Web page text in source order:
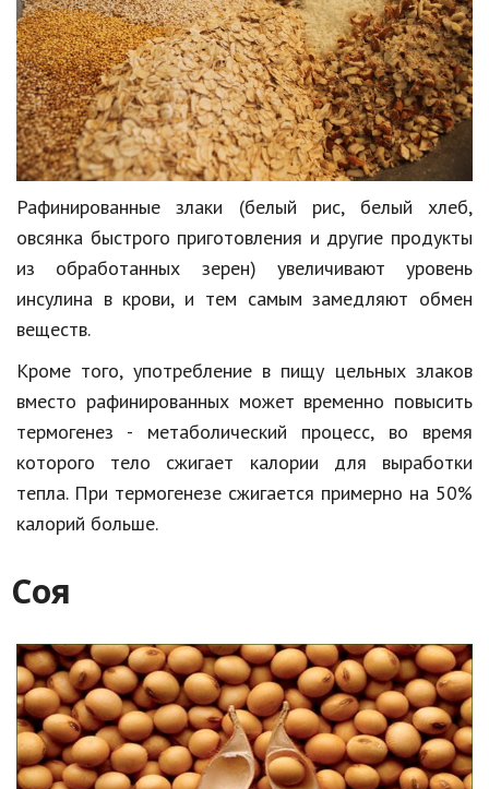
Рафинированные злаки (белый рис, белый хлеб,
овсянка быстрого приготовления и другие продукты
из обработанных зерен) увеличивают уровень
инсулина в крови, и тем самым замедляют обмен
веществ.
Кроме того, употребление в пищу цельных злаков
вместо рафинированных может временно повысить
термогенез - метаболический процесс, во время
которого тело сжигает калории для выработки
тепла. При термогенезе сжигается примерно на 50%
калорий больше.
Соя